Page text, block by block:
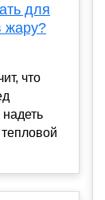
для
жару?
что